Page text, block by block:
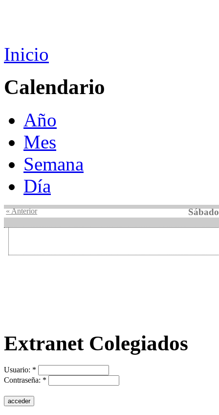
Inicio
Calendario
Año
Mes
Semana
Día
« Anterior
Extranet Colegiados
Usuario: *
Contraseña: *